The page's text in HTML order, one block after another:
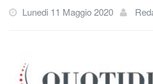
Lunedi 11 Maggio 2020